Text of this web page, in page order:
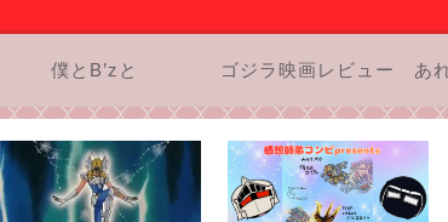
僕とB’zと ゴジラ映画レビュー